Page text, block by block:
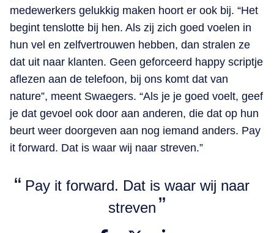
medewerkers gelukkig maken hoort er ook bij. “Het
begint tenslotte bij hen. Als zij zich goed voelen in
hun vel en zelfvertrouwen hebben, dan stralen ze
dat uit naar klanten. Geen geforceerd happy scriptje
aflezen aan de telefoon, bij ons komt dat van
nature”, meent Swaegers. “Als je je goed voelt, geef
je dat gevoel ook door aan anderen, die dat op hun
beurt weer doorgeven aan nog iemand anders. Pay
it forward. Dat is waar wij naar streven.”
Pay it forward. Dat is waar wij naar
streven